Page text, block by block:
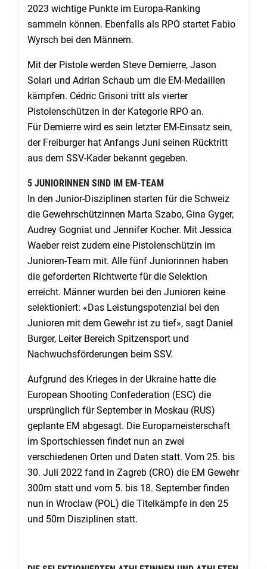
2023 wichtige Punkte im Europa-Ranking
sammeln können. Ebenfalls als RPO startet Fabio
Wyrsch bei den Männern.
Mit der Pistole werden Steve Demierre, Jason
Solari und Adrian Schaub um die EM-Medaillen
kämpfen. Cédric Grisoni tritt als vierter
Pistolenschützen in der Kategorie RPO an.
Für Demierre wird es sein letzter EM-Einsatz sein,
der Freiburger hat Anfangs Juni seinen Rücktritt
aus dem SSV-Kader bekannt gegeben.
5 JUNIORINNEN SIND IM EM-TEAM
In den Junior-Disziplinen starten für die Schweiz
die Gewehrschützinnen Marta Szabo, Gina Gyger,
Audrey Gogniat und Jennifer Kocher. Mit Jessica
Waeber reist zudem eine Pistolenschützin im
Junioren-Team mit. Alle fünf Juniorinnen haben
die geforderten Richtwerte für die Selektion
erreicht. Männer wurden bei den Junioren keine
selektioniert: «Das Leistungspotenzial bei den
Junioren mit dem Gewehr ist zu tief», sagt Daniel
Burger, Leiter Bereich Spitzensport und
Nachwuchsförderungen beim SSV.
Aufgrund des Krieges in der Ukraine hatte die
European Shooting Confederation (ESC) die
ursprünglich für September in Moskau (RUS)
geplante EM abgesagt. Die Europameisterschaft
im Sportschiessen findet nun an zwei
verschiedenen Orten und Daten statt. Vom 25. bis
30. Juli 2022 fand in Zagreb (CRO) die EM Gewehr
300m statt und vom 5. bis 18. September finden
nun in Wroclaw (POL) die Titelkämpfe in den 25
und 50m Disziplinen statt.